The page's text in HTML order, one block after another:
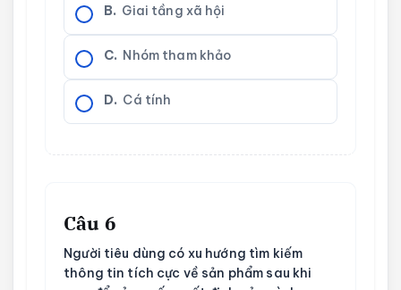
B. Giai tầng xã hội
C. Nhóm tham khảo
D. Cá tính
Câu 6
Người tiêu dùng có xu hướng tìm kiếm
thông tin tích cực về sản phẩm sau khi